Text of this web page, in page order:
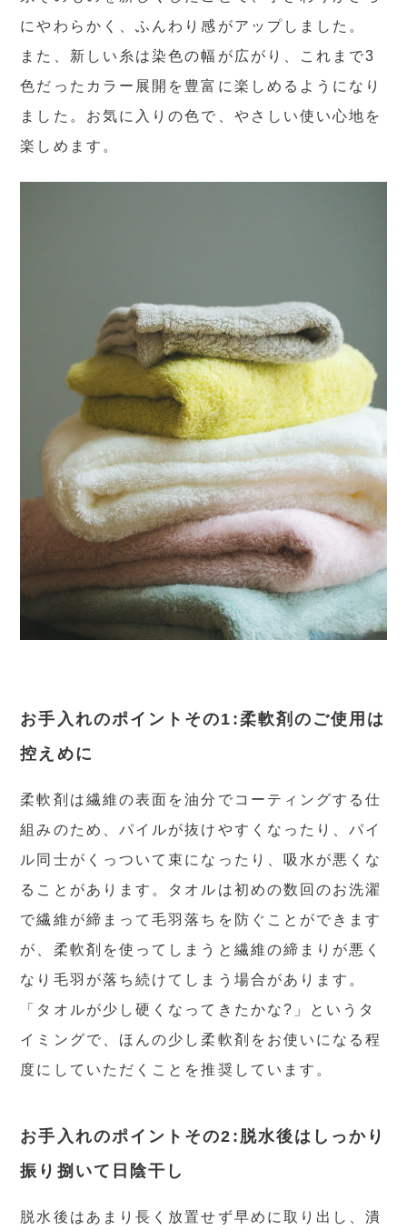
にやわらかく、ふんわり感がアップしました。
また、新しい糸は染色の幅が広がり、これまで3
色だったカラー展開を豊富に楽しめるようになり
ました。お気に入りの色で、やさしい使い心地を
楽しめます。
お手入れのポイントその1:柔軟剤のご使用は
控えめに
柔軟剤は繊維の表面を油分でコーティングする仕
組みのため、パイルが抜けやすくなったり、パイ
ル同士がくっついて束になったり、吸水が悪くな
ることがあります。タオルは初めの数回のお洗濯
で繊維が締まって毛羽落ちを防ぐことができます
が、柔軟剤を使ってしまうと繊維の締まりが悪く
なり毛羽が落ち続けてしまう場合があります。
「タオルが少し硬くなってきたかな?」というタ
イミングで、ほんの少し柔軟剤をお使いになる程
度にしていただくことを推奨しています。
お手入れのポイントその2:脱水後はしっかり
振り捌いて日陰干し
脱水後はあまり長く放置せず早めに取り出し、潰